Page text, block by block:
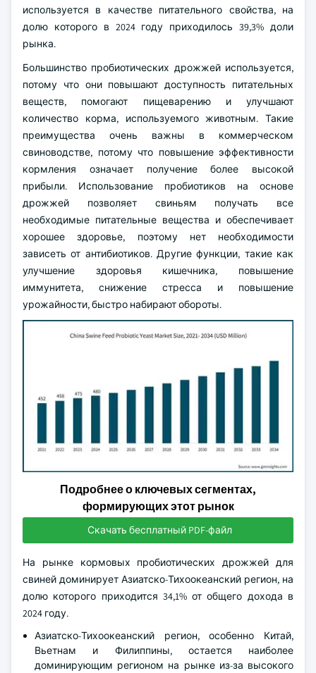
используется в качестве питательного свойства, на
долю которого в 2024 году приходилось 39,3% доли
рынка.
Большинство пробиотических дрожжей используется,
потому что они повышают доступность питательных
веществ, помогают пищеварению и улучшают
количество корма, используемого животным. Такие
преимущества очень важны в коммерческом
свиноводстве, потому что повышение эффективности
кормления означает получение более высокой
прибыли. Использование пробиотиков на основе
дрожжей позволяет свиньям получать все
необходимые питательные вещества и обеспечивает
хорошее здоровье, поэтому нет необходимости
зависеть от антибиотиков. Другие функции, такие как
улучшение здоровья кишечника, повышение
иммунитета, снижение стресса и повышение
урожайности, быстро набирают обороты.
Подробнее о ключевых сегментах,
формирующих этот рынок
Скачать бесплатный PDF-файл
На рынке кормовых пробиотических дрожжей для
свиней доминирует Азиатско-Тихоокеанский регион, на
долю которого приходится 34,1% от общего дохода в
2024 году.
Азиатско-Тихоокеанский регион, особенно Китай,
Вьетнам и Филиппины, остается наиболее
доминирующим регионом на рынке из-за высокого